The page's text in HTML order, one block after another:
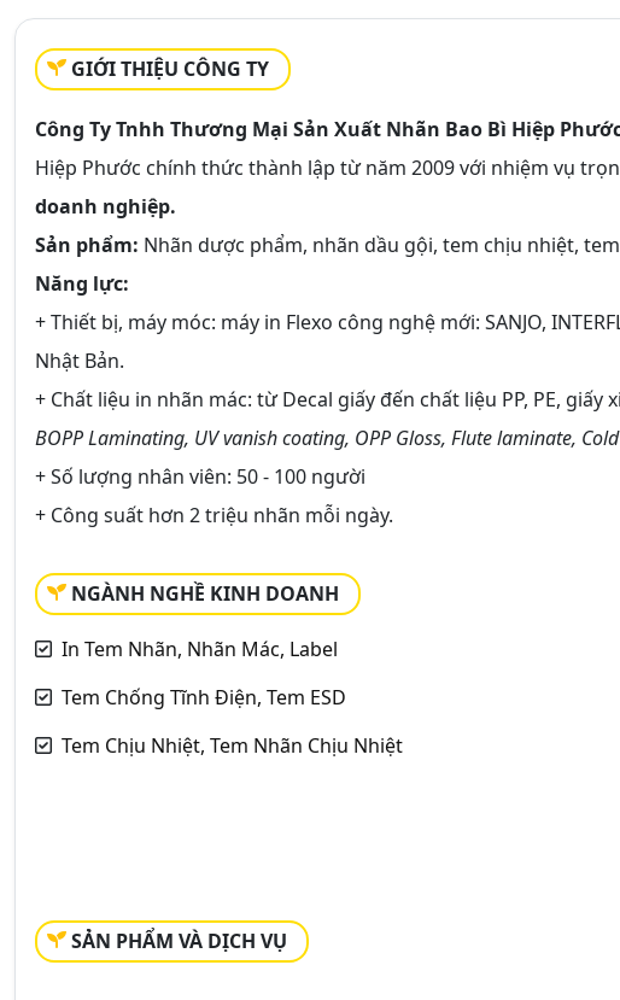
GIỚI THIỆU CÔNG TY
Công Ty Tnhh Thương Mại Sản Xuất Nhãn Bao Bì Hiệp
Hiệp Phước chính thức thành lập từ năm 2009 với nhiệm vụ
doanh nghiệp.
Sản phẩm: Nhãn dược phẩm, nhãn dầu gội, tem chịu nhiệt,
Năng lực:
+ Thiết bị, máy móc: máy in Flexo công nghệ mới: SANJO,
Nhật Bản.
+ Chất liệu in nhãn mác: từ Decal giấy đến chất liệu PP, PE,
BOPP Laminating, UV vanish coating, OPP Gloss, Flute laminate,
+ Số lượng nhân viên: 50 - 100 người
+ Công suất hơn 2 triệu nhãn mỗi ngày.
NGÀNH NGHỀ KINH DOANH
In Tem Nhãn, Nhãn Mác, Label
Tem Chống Tĩnh Điện, Tem ESD
Tem Chịu Nhiệt, Tem Nhãn Chịu Nhiệt
SẢN PHẨM VÀ DỊCH VỤ